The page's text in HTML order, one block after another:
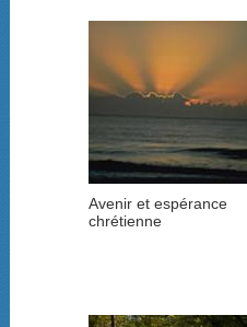
Avenir et espérance
chrétienne